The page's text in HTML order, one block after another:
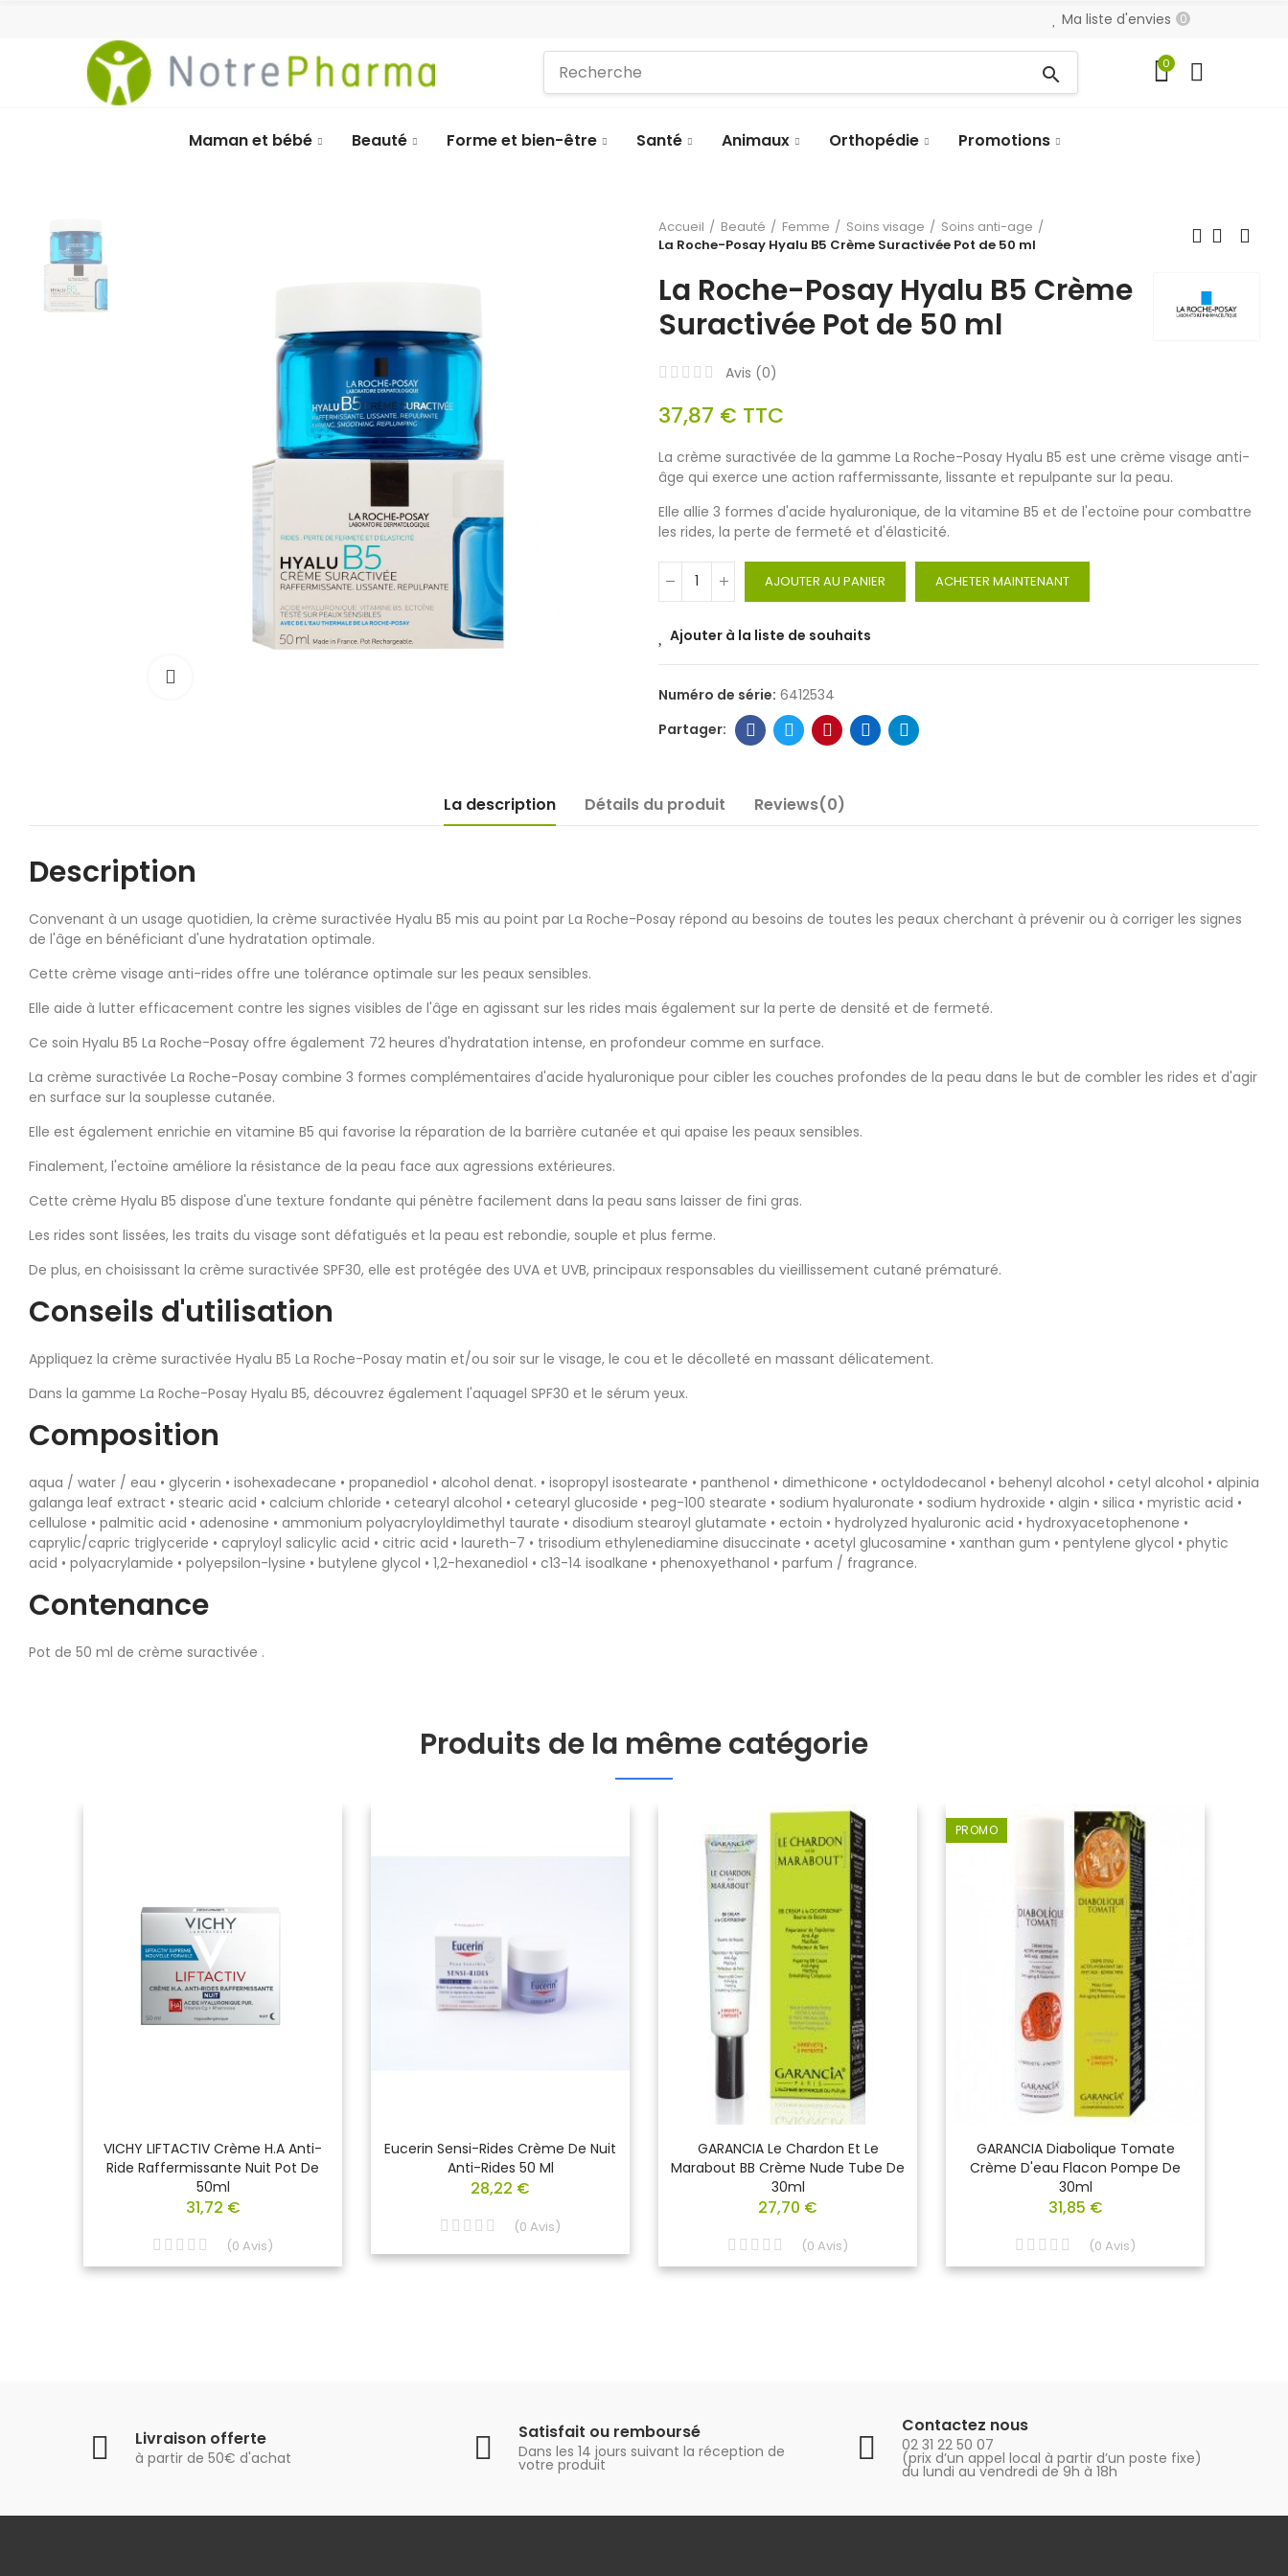
Ma liste d'envies 0
search 0
Maman et bébé Beauté Forme et bien-être Santé Animaux Orthopédie Promotions
Accueil Beauté Femme Soins visage
Soins anti-age
La Roche-Posay Hyalu B5 Crème Suractivée Pot de 50 ml
La Roche-Posay Hyalu B5 Crème
Suractivée Pot de 50 ml
Avis (0)
37,87 € TTC
La crème suractivée de la gamme La Roche-Posay Hyalu B5 est une crème visage anti-
âge qui exerce une action raffermissante, lissante et repulpante sur la peau.
Elle allie 3 formes d'acide hyaluronique, de la vitamine B5 et de l'ectoïne pour combattre
les rides, la perte de fermeté et d'élasticité.
AJOUTER AU PANIER ACHETER MAINTENANT
Ajouter à la liste de souhaits
Numéro de série: 6412534
La description Détails du produit Reviews(0)
Description
Convenant à un usage quotidien, la crème suractivée Hyalu B5 mis au point par La Roche-Posay répond au besoins de toutes les peaux cherchant à prévenir ou à corriger les signes
de l'âge en bénéficiant d'une hydratation optimale.
Cette crème visage anti-rides offre une tolérance optimale sur les peaux sensibles.
Elle aide à lutter efficacement contre les signes visibles de l'âge en agissant sur les rides mais également sur la perte de densité et de fermeté.
Ce soin Hyalu B5 La Roche-Posay offre également 72 heures d'hydratation intense, en profondeur comme en surface.
La crème suractivée La Roche-Posay combine 3 formes complémentaires d'acide hyaluronique pour cibler les couches profondes de la peau dans le but de combler les rides et d'agir
en surface sur la souplesse cutanée.
Elle est également enrichie en vitamine B5 qui favorise la réparation de la barrière cutanée et qui apaise les peaux sensibles.
Finalement, l'ectoïne améliore la résistance de la peau face aux agressions extérieures.
Cette crème Hyalu B5 dispose d'une texture fondante qui pénètre facilement dans la peau sans laisser de fini gras.
Les rides sont lissées, les traits du visage sont défatigués et la peau est rebondie, souple et plus ferme.
De plus, en choisissant la crème suractivée SPF30, elle est protégée des UVA et UVB, principaux responsables du vieillissement cutané prématuré.
Conseils d'utilisation
Appliquez la crème suractivée Hyalu B5 La Roche-Posay matin et/ou soir sur le visage, le cou et le décolleté en massant délicatement.
Dans la gamme La Roche-Posay Hyalu B5, découvrez également l'aquagel SPF30 et le sérum yeux.
Composition
aqua / water / eau • glycerin • isohexadecane • propanediol • alcohol denat. • isopropyl isostearate • panthenol • dimethicone • octyldodecanol • behenyl alcohol • cetyl alcohol • alpinia
galanga leaf extract • stearic acid • calcium chloride • cetearyl alcohol • cetearyl glucoside • peg-100 stearate • sodium hyaluronate • sodium hydroxide • algin • silica • myristic acid •
cellulose • palmitic acid • adenosine • ammonium polyacryloyldimethyl taurate • disodium stearoyl glutamate • ectoin • hydrolyzed hyaluronic acid • hydroxyacetophenone •
caprylic/capric triglyceride • capryloyl salicylic acid • citric acid • laureth-7 • trisodium ethylenediamine disuccinate • acetyl glucosamine • xanthan gum • pentylene glycol • phytic
acid • polyacrylamide • polyepsilon-lysine • butylene glycol • 1,2-hexanediol • c13-14 isoalkane • phenoxyethanol • parfum / fragrance.
Contenance
Pot de 50 ml de crème suractivée .
Produits de la même catégorie
VICHY LIFTACTIV Crème H.A Anti-
Ride Raffermissante Nuit Pot De
50ml
31,72 €
(0 Avis)
Eucerin Sensi-Rides Crème De Nuit
Anti-Rides 50 Ml
28,22 €
(0 Avis)
GARANCIA Le Chardon Et Le
Marabout BB Crème Nude Tube De
30ml
27,70 €
(0 Avis)
PROMO
GARANCIA Diabolique Tomate
Crème D'eau Flacon Pompe De
30ml
31,85 €
(0 Avis)
Livraison offerte
à partir de 50€ d'achat
Satisfait ou remboursé
Dans les 14 jours suivant la réception de
votre produit
Contactez nous
02 31 22 50 07
(prix d’un appel local à partir d’un poste fixe)
du lundi au vendredi de 9h à 18h